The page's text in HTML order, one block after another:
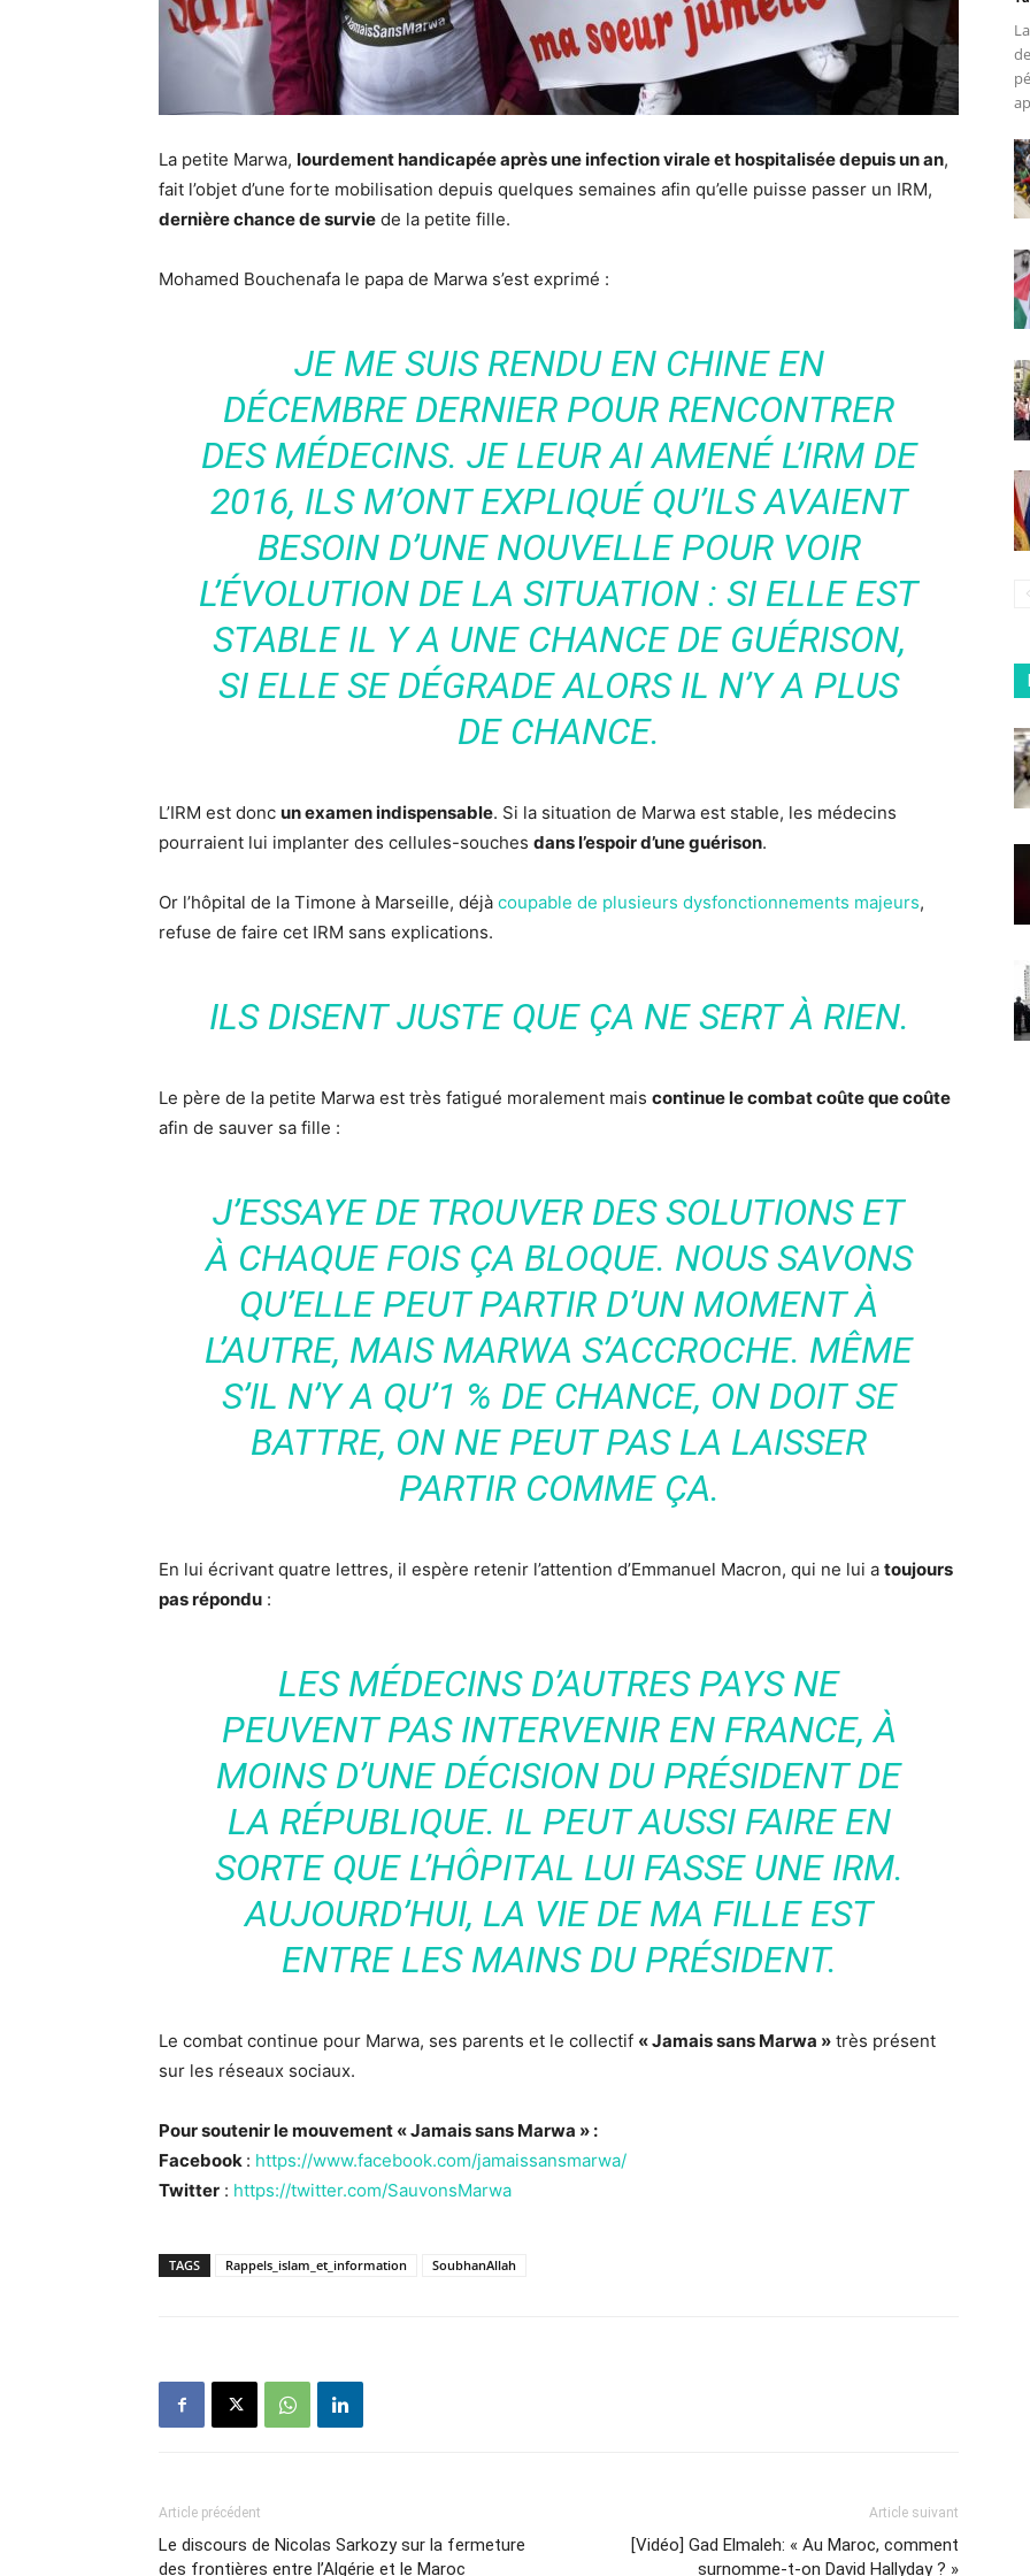
La petite Marwa, lourdement handicapée après une infection virale et hospitalisée depuis un an,
fait l’objet d’une forte mobilisation depuis quelques semaines afin qu’elle puisse passer un IRM,
dernière chance de survie de la petite fille.
Mohamed Bouchenafa le papa de Marwa s’est exprimé :
JE ME SUIS RENDU EN CHINE EN
DÉCEMBRE DERNIER POUR RENCONTRER
DES MÉDECINS. JE LEUR AI AMENÉ L’IRM DE
2016, ILS M’ONT EXPLIQUÉ QU’ILS AVAIENT
BESOIN D’UNE NOUVELLE POUR VOIR
L’ÉVOLUTION DE LA SITUATION : SI ELLE EST
STABLE IL Y A UNE CHANCE DE GUÉRISON,
SI ELLE SE DÉGRADE ALORS IL N’Y A PLUS
DE CHANCE.
L’IRM est donc un examen indispensable. Si la situation de Marwa est stable, les médecins
pourraient lui implanter des cellules-souches dans l’espoir d’une guérison.
Or l’hôpital de la Timone à Marseille, déjà coupable de plusieurs dysfonctionnements majeurs,
refuse de faire cet IRM sans explications.
ILS DISENT JUSTE QUE ÇA NE SERT À RIEN.
Le père de la petite Marwa est très fatigué moralement mais continue le combat coûte que coûte
afin de sauver sa fille :
J’ESSAYE DE TROUVER DES SOLUTIONS ET
À CHAQUE FOIS ÇA BLOQUE. NOUS SAVONS
QU’ELLE PEUT PARTIR D’UN MOMENT À
L’AUTRE, MAIS MARWA S’ACCROCHE. MÊME
S’IL N’Y A QU’1 % DE CHANCE, ON DOIT SE
BATTRE, ON NE PEUT PAS LA LAISSER
PARTIR COMME ÇA.
En lui écrivant quatre lettres, il espère retenir l’attention d’Emmanuel Macron, qui ne lui a toujours
pas répondu :
LES MÉDECINS D’AUTRES PAYS NE
PEUVENT PAS INTERVENIR EN FRANCE, À
MOINS D’UNE DÉCISION DU PRÉSIDENT DE
LA RÉPUBLIQUE. IL PEUT AUSSI FAIRE EN
SORTE QUE L’HÔPITAL LUI FASSE UNE IRM.
AUJOURD’HUI, LA VIE DE MA FILLE EST
ENTRE LES MAINS DU PRÉSIDENT.
Le combat continue pour Marwa, ses parents et le collectif « Jamais sans Marwa » très présent
sur les réseaux sociaux.
Pour soutenir le mouvement « Jamais sans Marwa » :
Facebook : https://www.facebook.com/jamaissansmarwa/
Twitter : https://twitter.com/SauvonsMarwa
TAGS Rappels_islam_et_information SoubhanAllah
Article précédent
Le discours de Nicolas Sarkozy sur la fermeture
des frontières entre l’Algérie et le Maroc
Article suivant
[Vidéo] Gad Elmaleh: « Au Maroc, comment
surnomme-t-on David Hallyday ? »